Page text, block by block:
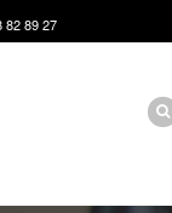
82 89 27